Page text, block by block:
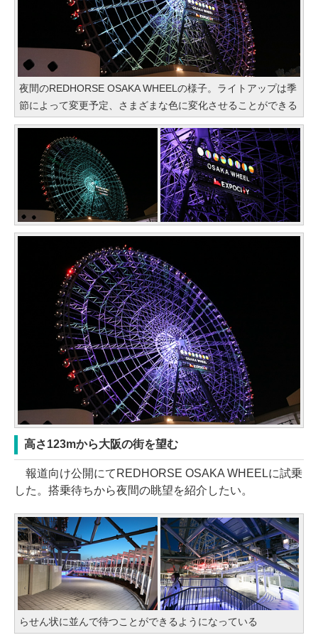
夜間のREDHORSE OSAKA WHEELの様子。ライトアップは季
節によって変更予定、さまざまな色に変化させることができる
高さ123mから大阪の街を望む
報道向け公開にてREDHORSE OSAKA WHEELに試乗
した。搭乗待ちから夜間の眺望を紹介したい。
らせん状に並んで待つことができるようになっている